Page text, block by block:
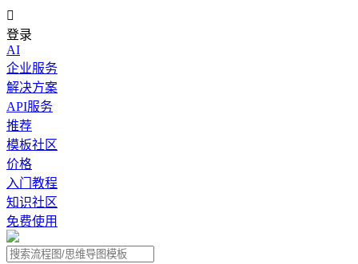

登录
AI
企业服务
解决方案
API服务
推荐
模板社区
价格
入门教程
知识社区
免费使用